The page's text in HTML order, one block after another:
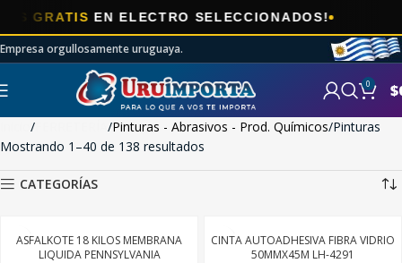
EN ELECTRO SELECCIONADOS!
Empresa orgullosamente uruguaya.
0 $
Pinturas - Abrasivos - Prod. Químicos Pinturas
Mostrando 1–40 de 138 resultados
CATEGORÍAS
ASFALKOTE 18 KILOS MEMBRANA
LIQUIDA PENNSYLVANIA
CINTA AUTOADHESIVA FIBRA VIDRIO
50MMX45M LH-4291